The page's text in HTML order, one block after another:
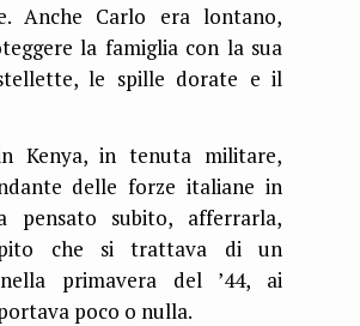
Anche Carlo era lontano,
la famiglia con la sua
le spille dorate e il
Kenya, in tenuta militare,
delle forze italiane in
pensato subito, afferrarla,
che si trattava di un
primavera del ’44, ai
poco o nulla.